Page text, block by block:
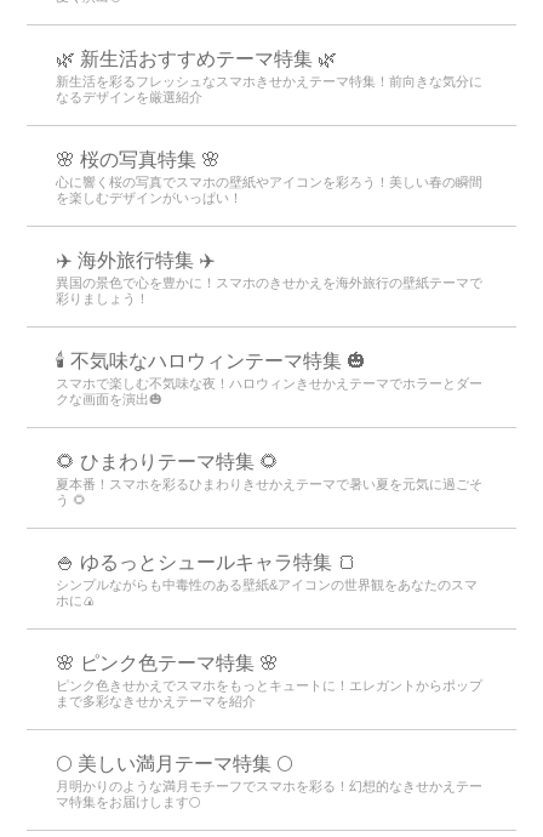
🌿 新生活おすすめテーマ特集 🌿
新生活を彩るフレッシュなスマホきせかえテーマ特集！前向きな気分に
なるデザインを厳選紹介
🌸 桜の写真特集 🌸
心に響く桜の写真でスマホの壁紙やアイコンを彩ろう！美しい春の瞬間
を楽しむデザインがいっぱい！
✈️ 海外旅行特集 ✈️
異国の景色で心を豊かに！スマホのきせかえを海外旅行の壁紙テーマで
彩りましょう！
🕯️ 不気味なハロウィンテーマ特集 🎃
スマホで楽しむ不気味な夜！ハロウィンきせかえテーマでホラーとダー
クな画面を演出🎃
🌻 ひまわりテーマ特集 🌻
夏本番！スマホを彩るひまわりきせかえテーマで暑い夏を元気に過ごそ
う 🌻
🍚 ゆるっとシュールキャラ特集 🍞
シンプルながらも中毒性のある壁紙&アイコンの世界観をあなたのスマ
ホに🍙
🌸 ピンク色テーマ特集 🌸
ピンク色きせかえでスマホをもっとキュートに！エレガントからポップ
まで多彩なきせかえテーマを紹介
🌕 美しい満月テーマ特集 🌕
月明かりのような満月モチーフでスマホを彩る！幻想的なきせかえテー
マ特集をお届けします🌕